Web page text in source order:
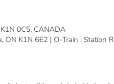
0C5, CANADA
ON K1N 6E2 | O-Train : Station